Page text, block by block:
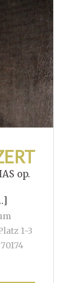
op.
1-3
70174